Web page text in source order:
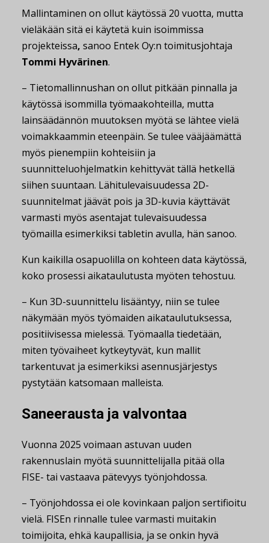
Mallintaminen on ollut käytössä 20 vuotta, mutta
vieläkään sitä ei käytetä kuin isoimmissa
projekteissa, sanoo Entek Oy:n toimitusjohtaja
Tommi Hyvärinen.
– Tietomallinnushan on ollut pitkään pinnalla ja
käytössä isommilla työmaakohteilla, mutta
lainsäädännön muutoksen myötä se lähtee vielä
voimakkaammin eteenpäin. Se tulee vääjäämättä
myös pienempiin kohteisiin ja
suunnitteluohjelmatkin kehittyvät tällä hetkellä
siihen suuntaan. Lähitulevaisuudessa 2D-
suunnitelmat jäävät pois ja 3D-kuvia käyttävät
varmasti myös asentajat tulevaisuudessa
työmailla esimerkiksi tabletin avulla, hän sanoo.
Kun kaikilla osapuolilla on kohteen data käytössä,
koko prosessi aikataulutusta myöten tehostuu.
– Kun 3D-suunnittelu lisääntyy, niin se tulee
näkymään myös työmaiden aikataulutuksessa,
positiivisessa mielessä. Työmaalla tiedetään,
miten työvaiheet kytkeytyvät, kun mallit
tarkentuvat ja esimerkiksi asennusjärjestys
pystytään katsomaan malleista.
Saneerausta ja valvontaa
Vuonna 2025 voimaan astuvan uuden
rakennuslain myötä suunnittelijalla pitää olla
FISE- tai vastaava pätevyys työnjohdossa.
– Työnjohdossa ei ole kovinkaan paljon sertifioitu
vielä. FISEn rinnalle tulee varmasti muitakin
toimijoita, ehkä kaupallisia, ja se onkin hyvä